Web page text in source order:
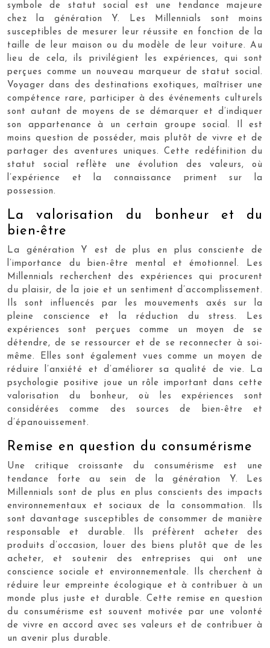
symbole de statut social est une tendance majeure
chez la génération Y. Les Millennials sont moins
susceptibles de mesurer leur réussite en fonction de la
taille de leur maison ou du modèle de leur voiture. Au
lieu de cela, ils privilégient les expériences, qui sont
perçues comme un nouveau marqueur de statut social.
Voyager dans des destinations exotiques, maîtriser une
compétence rare, participer à des événements culturels
sont autant de moyens de se démarquer et d’indiquer
son appartenance à un certain groupe social. Il est
moins question de posséder, mais plutôt de vivre et de
partager des aventures uniques. Cette redéfinition du
statut social reflète une évolution des valeurs, où
l’expérience et la connaissance priment sur la
possession.
La valorisation du bonheur et du
bien-être
La génération Y est de plus en plus consciente de
l’importance du bien-être mental et émotionnel. Les
Millennials recherchent des expériences qui procurent
du plaisir, de la joie et un sentiment d’accomplissement.
Ils sont influencés par les mouvements axés sur la
pleine conscience et la réduction du stress. Les
expériences sont perçues comme un moyen de se
détendre, de se ressourcer et de se reconnecter à soi-
même. Elles sont également vues comme un moyen de
réduire l’anxiété et d’améliorer sa qualité de vie. La
psychologie positive joue un rôle important dans cette
valorisation du bonheur, où les expériences sont
considérées comme des sources de bien-être et
d’épanouissement.
Remise en question du consumérisme
Une critique croissante du consumérisme est une
tendance forte au sein de la génération Y. Les
Millennials sont de plus en plus conscients des impacts
environnementaux et sociaux de la consommation. Ils
sont davantage susceptibles de consommer de manière
responsable et durable. Ils préfèrent acheter des
produits d’occasion, louer des biens plutôt que de les
acheter, et soutenir des entreprises qui ont une
conscience sociale et environnementale. Ils cherchent à
réduire leur empreinte écologique et à contribuer à un
monde plus juste et durable. Cette remise en question
du consumérisme est souvent motivée par une volonté
de vivre en accord avec ses valeurs et de contribuer à
un avenir plus durable.